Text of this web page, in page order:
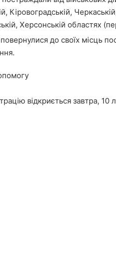
Кіровоградській,
Херсонській областях
до своїх місць
відкриється завтра, 10